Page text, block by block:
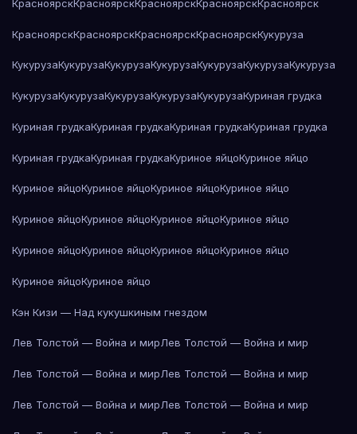
КрасноярскКрасноярскКрасноярскКрасноярскКрасноярск
КрасноярскКрасноярскКрасноярскКрасноярскКукуруза
КукурузаКукурузаКукурузаКукурузаКукурузаКукурузаКукуруза
КукурузаКукурузаКукурузаКукурузаКукурузаКуриная грудка
Куриная грудкаКуриная грудкаКуриная грудкаКуриная грудка
Куриная грудкаКуриная грудкаКуриное яйцоКуриное яйцо
Куриное яйцоКуриное яйцоКуриное яйцоКуриное яйцо
Куриное яйцоКуриное яйцоКуриное яйцоКуриное яйцо
Куриное яйцоКуриное яйцоКуриное яйцоКуриное яйцо
Куриное яйцоКуриное яйцо
Кэн Кизи — Над кукушкиным гнездом
Лев Толстой — Война и мирЛев Толстой — Война и мир
Лев Толстой — Война и мирЛев Толстой — Война и мир
Лев Толстой — Война и мирЛев Толстой — Война и мир